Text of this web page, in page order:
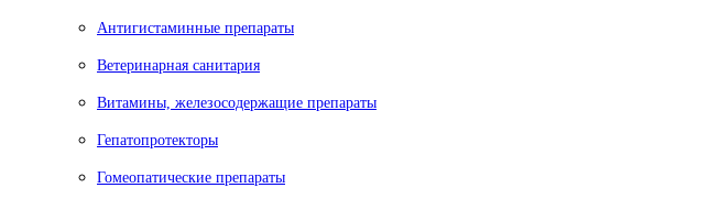
Антигистаминные препараты
Ветеринарная санитария
Витамины, железосодержащие препараты
Гепатопротекторы
Гомеопатические препараты